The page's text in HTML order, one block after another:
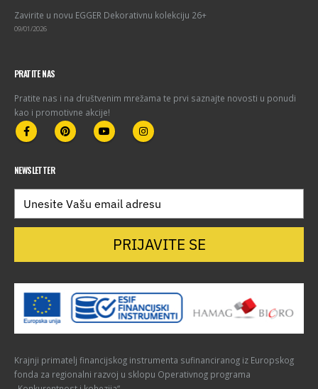
Zavirite u novu EGGER Dekorativnu kolekciju 26+
09/01/2026
PRATITE NAS
Pratite nas i na društvenim mrežama te prvi saznajte novosti u ponudi
kao i promotivne akcije!
NEWSLETTER
PRIJAVITE SE
Krajnji primatelj financijskog instrumenta sufinanciranog iz Europskog
fonda za regionalni razvoj u sklopu Operativnog programa